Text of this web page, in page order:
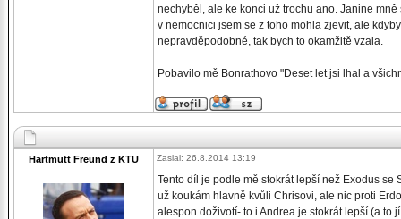
nechyběl, ale ke konci už trochu ano. Janine
v nemocnici jsem se z toho mohla zjevit, ale
nepravděpodobné, tak bych to okamžitě vzala.
Pobavilo mě Bonrathovo "Deset let jsi lhal a
Hartmutt Freund z KTU Zaslal: 26.8.2014 13:19
Tento díl je podle mě stokrát lepší než Exodus
už koukám hlavně kvůli Chrisovi, ale nic proti
alespon doživotí- to i Andrea je stokrát lepší (a to